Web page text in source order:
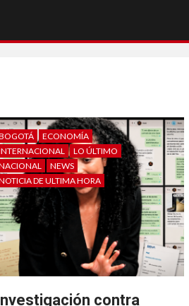
ECONOMÍA
LO ÚLTIMO
NEWS
DE ULTIMA HORA
contra